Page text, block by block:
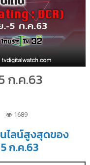
ก.ค.63
1689
ไลน์สูงสุดของ
ก.ค.63